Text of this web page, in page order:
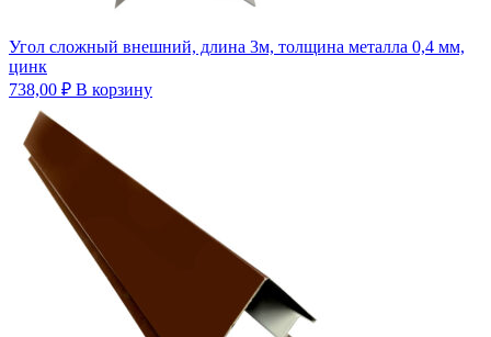
Угол сложный внешний, длина 3м, толщина металла 0,4 мм,
цинк
738,00 ₽ В корзину